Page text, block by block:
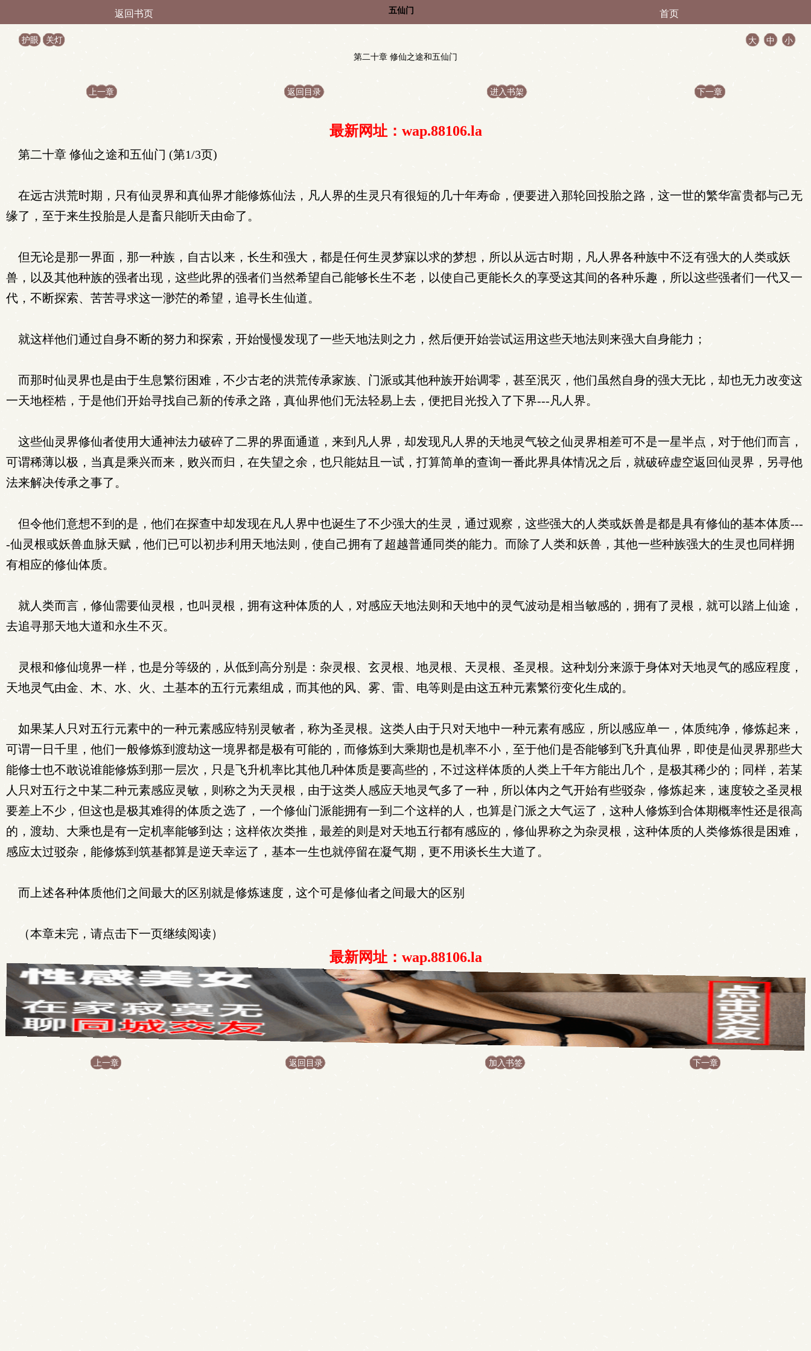
返回书页 五仙门 首页
护眼 关灯 大 中
小
第二十章 修仙之途和五仙门
上一章 返回目录 进入书架 下一章
最新网址：wap.88106.la
第二十章 修仙之途和五仙门 (第1/3页)
在远古洪荒时期，只有仙灵界和真仙界才能修炼仙法，凡人界的生灵只有很短的几十年寿命，便要进入那轮回投胎之路，这一世的繁华富贵都与己无
缘了，至于来生投胎是人是畜只能听天由命了。
但无论是那一界面，那一种族，自古以来，长生和强大，都是任何生灵梦寐以求的梦想，所以从远古时期，凡人界各种族中不泛有强大的人类或妖
兽，以及其他种族的强者出现，这些此界的强者们当然希望自己能够长生不老，以使自己更能长久的享受这其间的各种乐趣，所以这些强者们一代又一
代，不断探索、苦苦寻求这一渺茫的希望，追寻长生仙道。
就这样他们通过自身不断的努力和探索，开始慢慢发现了一些天地法则之力，然后便开始尝试运用这些天地法则来强大自身能力；
而那时仙灵界也是由于生息繁衍困难，不少古老的洪荒传承家族、门派或其他种族开始调零，甚至泯灭，他们虽然自身的强大无比，却也无力改变这
一天地桎梏，于是他们开始寻找自己新的传承之路，真仙界他们无法轻易上去，便把目光投入了下界---凡人界。
这些仙灵界修仙者使用大通神法力破碎了二界的界面通道，来到凡人界，却发现凡人界的天地灵气较之仙灵界相差可不是一星半点，对于他们而言，
可谓稀薄以极，当真是乘兴而来，败兴而归，在失望之余，也只能姑且一试，打算简单的查询一番此界具体情况之后，就破碎虚空返回仙灵界，另寻他
法来解决传承之事了。
但令他们意想不到的是，他们在探查中却发现在凡人界中也诞生了不少强大的生灵，通过观察，这些强大的人类或妖兽是都是具有修仙的基本体质---
-仙灵根或妖兽血脉天赋，他们已可以初步利用天地法则，使自己拥有了超越普通同类的能力。而除了人类和妖兽，其他一些种族强大的生灵也同样拥
有相应的修仙体质。
就人类而言，修仙需要仙灵根，也叫灵根，拥有这种体质的人，对感应天地法则和天地中的灵气波动是相当敏感的，拥有了灵根，就可以踏上仙途，
去追寻那天地大道和永生不灭。
灵根和修仙境界一样，也是分等级的，从低到高分别是：杂灵根、玄灵根、地灵根、天灵根、圣灵根。这种划分来源于身体对天地灵气的感应程度，
天地灵气由金、木、水、火、土基本的五行元素组成，而其他的风、雾、雷、电等则是由这五种元素繁衍变化生成的。
如果某人只对五行元素中的一种元素感应特别灵敏者，称为圣灵根。这类人由于只对天地中一种元素有感应，所以感应单一，体质纯净，修炼起来，
可谓一日千里，他们一般修炼到渡劫这一境界都是极有可能的，而修炼到大乘期也是机率不小，至于他们是否能够到飞升真仙界，即使是仙灵界那些大
能修士也不敢说谁能修炼到那一层次，只是飞升机率比其他几种体质是要高些的，不过这样体质的人类上千年方能出几个，是极其稀少的；同样，若某
人只对五行之中某二种元素感应灵敏，则称之为天灵根，由于这类人感应天地灵气多了一种，所以体内之气开始有些驳杂，修炼起来，速度较之圣灵根
要差上不少，但这也是极其难得的体质之选了，一个修仙门派能拥有一到二个这样的人，也算是门派之大气运了，这种人修炼到合体期概率性还是很高
的，渡劫、大乘也是有一定机率能够到达；这样依次类推，最差的则是对天地五行都有感应的，修仙界称之为杂灵根，这种体质的人类修炼很是困难，
感应太过驳杂，能修炼到筑基都算是逆天幸运了，基本一生也就停留在凝气期，更不用谈长生大道了。
而上述各种体质他们之间最大的区别就是修炼速度，这个可是修仙者之间最大的区别
（本章未完，请点击下一页继续阅读）
最新网址：wap.88106.la
上一章 返回目录 加入书签 下一章